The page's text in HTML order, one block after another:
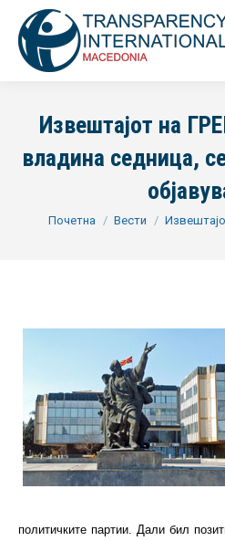
Извештајот на
владина седница,
You are here:
Почетна Вести
политичките партии. Дали бил